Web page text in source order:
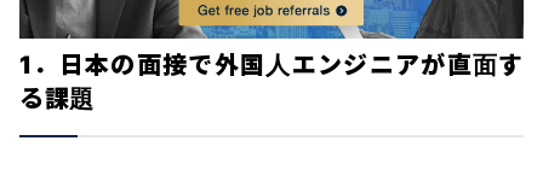
1．日本の面接で外国人エンジニアが直面す
る課題